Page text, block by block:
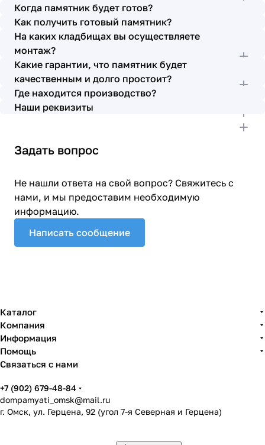
качественно. Я присутствовала при монтаже,
ребят это нисколько не смутило. Они, как и
Елена Николаевна, ответили на все мои вопросы,
которые возникли в процессе. Спасибо.
Выражаю благодарность от имени всей нашей
семьи за выполнение заказа в срок и
качественно. К руководству просьба по-
возможности премировать работников.
Когда памятник будет готов?
Как получить готовый памятник?
На каких кладбищах вы осуществляете
монтаж?
Какие гарантии, что памятник будет
качественным и долго простоит?
Где находится производство?
Наши реквизиты
Задать вопрос
Не нашли ответа на свой вопрос? Свяжитесь с
нами, и мы предоставим необходимую
информацию.
Написать сообщение
Каталог
Компания
Информация
Помощь
Связаться с нами
+7 (902) 679-48-84
dompamyati_omsk@mail.ru
г. Омск, ул. Герцена, 92 (угол 7-я Северная и Герцена)